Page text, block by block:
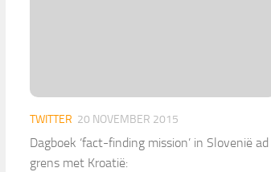
TWITTER 20 NOVEMBER 2015
Dagboek ‘fact-finding mission’ in Slovenië ad
grens met Kroatië: